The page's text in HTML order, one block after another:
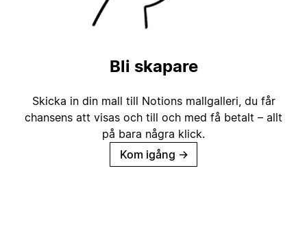
Bli skapare
Skicka in din mall till Notions mallgalleri, du får
chansens att visas och till och med få betalt – allt
på bara några klick.
Kom igång →